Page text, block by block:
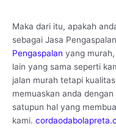
Maka dari itu, apakah
sebagai Jasa
Pengaspalan yang
lain yang sama seperti
jalan murah tetapi
memuaskan anda
satupun hal yang
kami.